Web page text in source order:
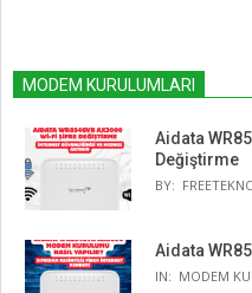
MODEM KURULUMLARI
Aidata
Değiştirme
BY:
Aidata
IN: MODEM